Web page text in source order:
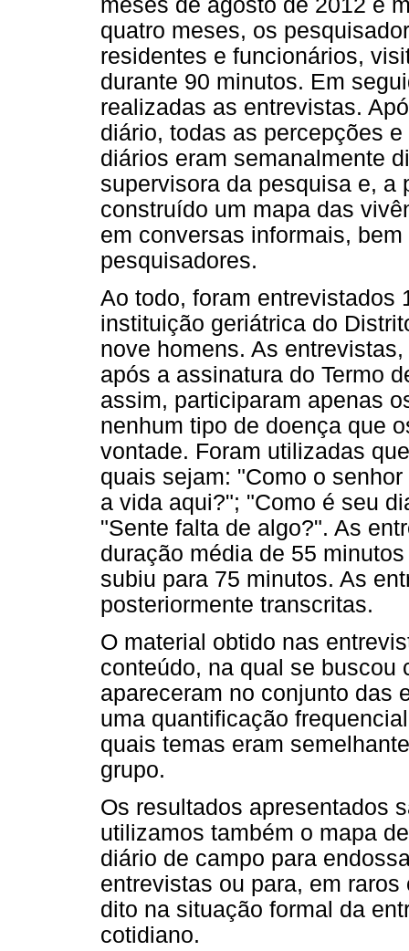
quatro meses, os
residentes e funcionários,
durante 90 minutos. Em
realizadas as entrevistas.
diário, todas as percepções
diários eram semanalmente
supervisora da pesquisa e, a
construído um mapa das
em conversas informais,
pesquisadores.
Ao todo, foram entrevistados
instituição geriátrica do
nove homens. As
após a assinatura do Termo
assim, participaram apenas
nenhum tipo de doença que
vontade. Foram utilizadas
quais sejam: "Como o
a vida aqui?"; "Como é seu
"Sente falta de algo?". As
duração média de 55
subiu para 75 minutos. As
posteriormente transcritas.
O material obtido nas
conteúdo, na qual se buscou
apareceram no conjunto das
uma quantificação
quais temas eram
grupo.
Os resultados apresentados
utilizamos também o mapa
diário de campo para
entrevistas ou para, em
dito na situação formal da
cotidiano.